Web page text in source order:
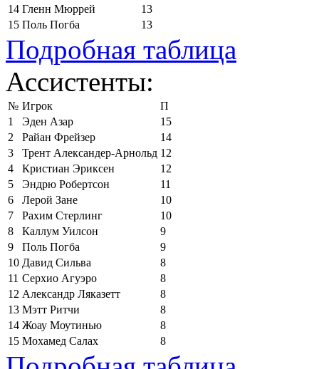
14 Гленн Мюррей
13
15 Поль Погба 13
Подробная таблица
Ассистенты:
№ Игрок
П
1
Эден Азар
15
2
Райан Фрейзер
14
3
Трент Александер-Арнольд 12
4
Кристиан Эриксен
12
5
Эндрю Робертсон
11
6
Лерой Зане
10
7
Рахим Стерлинг
10
8
Каллум Уилсон
9
9
Поль Погба
9
10 Давид Сильва
8
11 Серхио Агуэро
8
12 Александр Ляказетт
8
13 Мэтт Ритчи
8
14 Жоау Моутинью
8
15 Мохамед Салах 8